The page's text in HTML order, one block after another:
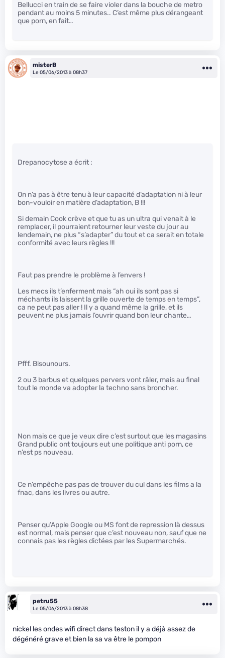
Bellucci en train de se faire violer dans la bouche de metro
pendant au moins 5 minutes.. C’est même plus dérangeant
que porn, en fait…
misterB
Le 05/06/2013 à 08h37
Drepanocytose a écrit :
On n’a pas à être tenu à leur capacité d’adaptation ni à leur
bon-vouloir en matière d’adaptation, B !!!
Si demain Cook crève et que tu as un ultra qui venait à le
remplacer, il pourraient retourner leur veste du jour au
lendemain, ne plus “s’adapter” du tout et ca serait en totale
conformité avec leurs règles !!!
Faut pas prendre le problème à l’envers !
Les mecs ils t’enferment mais “ah oui ils sont pas si
méchants ils laissent la grille ouverte de temps en temps”,
ca ne peut pas aller ! Il y a quand même la grille, et ils
peuvent ne plus jamais l’ouvrir quand bon leur chante…
Pfff. Bisounours.
2 ou 3 barbus et quelques pervers vont râler, mais au final
tout le monde va adopter la techno sans broncher.
Non mais ce que je veux dire c’est surtout que les magasins
Grand public ont toujours eut une politique anti porn, ce
n’est ps nouveau.
Ce n’empêche pas pas de trouver du cul dans les films a la
fnac, dans les livres ou autre.
Penser qu’Apple Google ou MS font de repression là dessus
est normal, mais penser que c’est nouveau non, sauf que ne
connais pas les règles dictées par les Supermarchés.
petru55
Le 05/06/2013 à 08h38
nickel les ondes wifi direct dans teston il y a déjà assez de
dégénéré grave et bien la sa va être le pompon